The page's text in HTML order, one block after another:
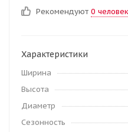
Рекомендуют 0 человек
Характеристики
Ширина
Высота
Диаметр
Сезонность